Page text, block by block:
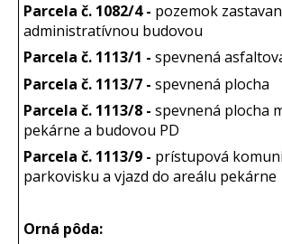
Parcela č. 1082/4 - pozemok
administratívnou budovou
Parcela č. 1113/1 - spevnená
Parcela č. 1113/7 - spevnená plocha
Parcela č. 1113/8 - spevnená plocha
pekárne a budovou PD
Parcela č. 1113/9 - prístupová
parkovisku a vjazd do areálu pekárne
Orná pôda: